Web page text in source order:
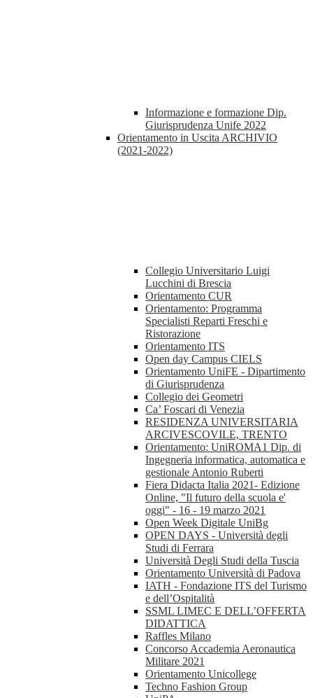
Informazione e formazione Dip.
Giurisprudenza Unife 2022
Orientamento in Uscita ARCHIVIO
(2021-2022)
Collegio Universitario Luigi
Lucchini di Brescia
Orientamento CUR
Orientamento: Programma
Specialisti Reparti Freschi e
Ristorazione
Orientamento ITS
Open day Campus CIELS
Orientamento UniFE - Dipartimento
di Giurisprudenza
Collegio dei Geometri
Ca’ Foscari di Venezia
RESIDENZA UNIVERSITARIA
ARCIVESCOVILE, TRENTO
Orientamento: UniROMA1 Dip. di
Ingegneria informatica, automatica e
gestionale Antonio Ruberti
Fiera Didacta Italia 2021- Edizione
Online, "Il futuro della scuola e'
oggi" - 16 - 19 marzo 2021
Open Week Digitale UniBg
OPEN DAYS - Università degli
Studi di Ferrara
Università Degli Studi della Tuscia
Orientamento Università di Padova
IATH - Fondazione ITS del Turismo
e dell’Ospitalità
SSML LIMEC E DELL’OFFERTA
DIDATTICA
Raffles Milano
Concorso Accademia Aeronautica
Militare 2021
Orientamento Unicollege
Techno Fashion Group